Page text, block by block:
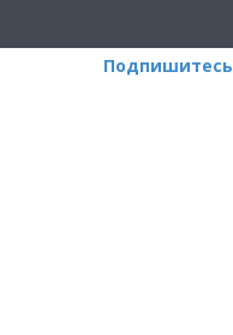
Подпишитесь